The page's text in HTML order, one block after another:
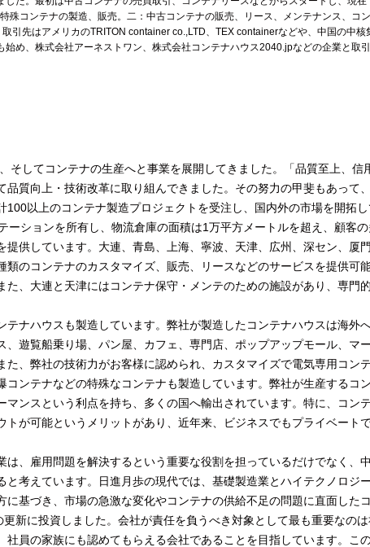
殊コンテナの製造、販売。二：中古コンテナの販売、リース、メンテナンス、コ
引先はアメリカのTRITON container co.,LTD、TEX containerなどや、中国の中核
め、株式会社アーネストワン、株式会社コンテナハウス2040.jpなどの企業と取
してコンテナの生産へと事業を展開してきました。「品質至上、信
質向上・技術改革に取り組んできました。その努力の甲斐もあって、
以上のコンテナ製造プロジェクトを受注し、国内外の市場を開拓し
ーションを所有し、物流倉庫の面積は1万平方メートルを超え、顧客の
供しています。大連、青島、上海、寧波、天津、広州、深セン、厦
のコンテナのカスタマイズ、販売、リースなどのサービスを提供可能
、大連と天津にはコンテナ保守・メンテのための施設があり、専門
ナハウスも製造しています。弊社が製造したコンテナハウスは海外
遊覧船乗り場、パン屋、カフェ、専門店、ポップアップモール、マ
、弊社の技術力がお客様に認められ、カスタマイズで電気専用コンテ
ンテナなどの特殊なコンテナも製造しています。弊社が生産するコ
ンスという利点を持ち、多くの国へ輸出されています。特に、コン
が可能というメリットがあり、近年来、ビジネスでもプライベート
は、雇用問題を解決するという重要な役割を担っているだけでなく、
考えています。日進月歩の現代では、基礎製造業とハイテクノロジ
基づき、市場の急激な変化やコンテナの供給不足の問題に直面した
新に投資しました。会社が責任を負うべき対象として最も重要なのは
員の家族にも認めてもらえる会社であることを目指しています。こ